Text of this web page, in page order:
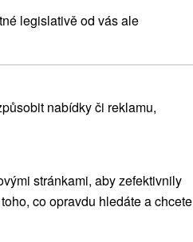
s
e-
legislativě od vás ale
nabídky či reklamu,
stránkami, aby zefektivnily
co opravdu hledáte a chcete